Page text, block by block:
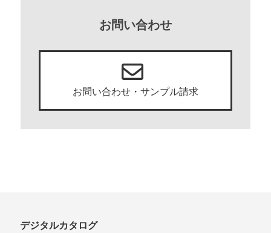
お問い合わせ
お問い合わせ・サンプル請求
デジタルカタログ